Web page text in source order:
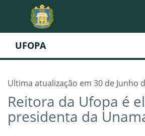
UFOPA
Ultima atualização em 30 de Junho
Reitora da Ufopa é
presidenta da